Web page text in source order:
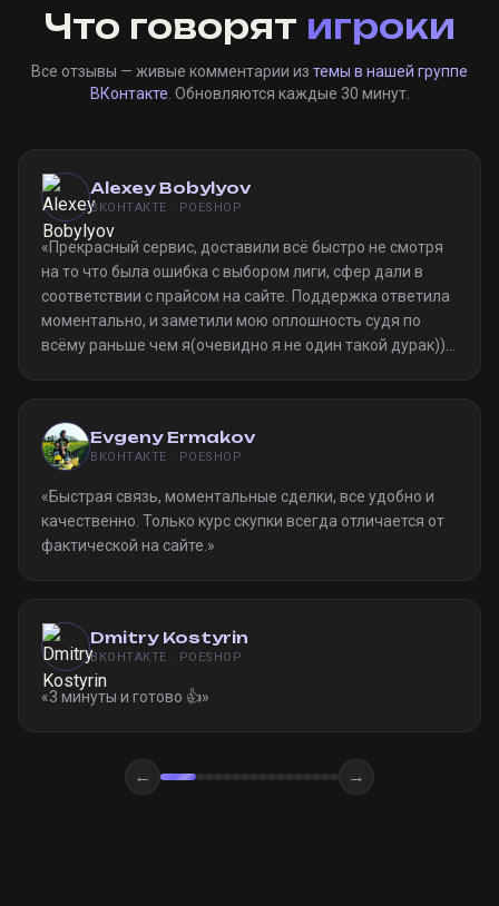
Что говорят игроки
Все отзывы — живые комментарии из темы в нашей группе
ВКонтакте . Обновляются каждые 30 минут.
Alexey Bobylyov
ВКОНТАКТЕ · POESHOP
«Прекрасный сервис, доставили всё быстро не смотря
на то что была ошибка с выбором лиги, сфер дали в
соответствии с прайсом на сайте. Поддержка ответила
моментально, и заметили мою оплошность судя по
всёму раньше чем я(очевидно я не один такой дурак)).
Evgeny Ermakov
ВКОНТАКТЕ · POESHOP
«Быстрая связь, моментальные сделки, все удобно и
качественно. Только курс скупки всегда отличается от
фактической на сайте. »
Dmitry Kostyrin
ВКОНТАКТЕ · POESHOP
«3 минуты и готово 👍»
← →